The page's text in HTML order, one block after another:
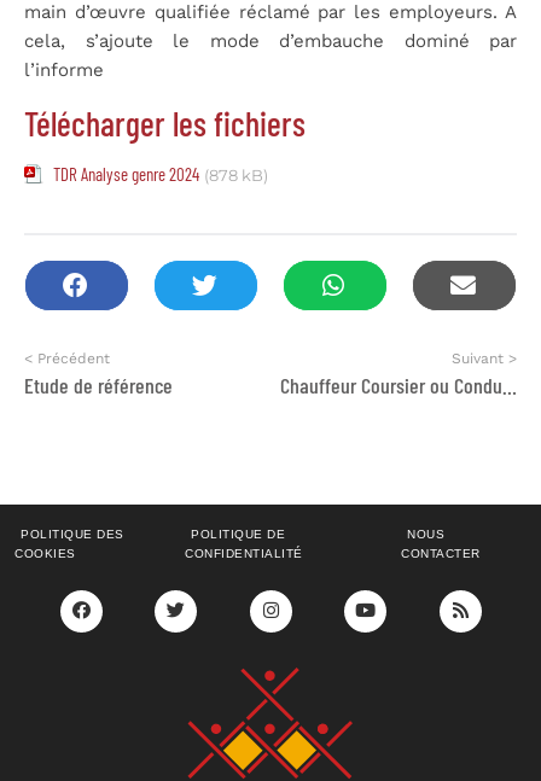
main d’œuvre qualifiée réclamé par les employeurs. A
cela, s’ajoute le mode d’embauche dominé par
l’informe
Télécharger les fichiers
TDR Analyse genre 2024 (878 kB)
< Précédent
Etude de référence
Suivant >
POLITIQUE DES
COOKIES
POLITIQUE DE
CONFIDENTIALITÉ
NOUS
CONTACTER